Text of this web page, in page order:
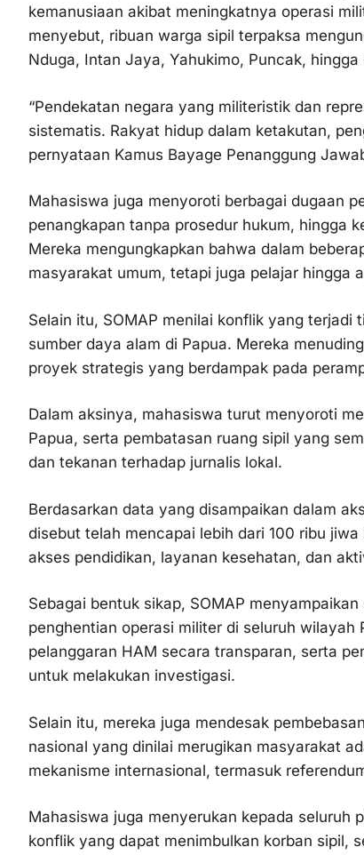
kemanusiaan akibat meningkatnya operasi
menyebut, ribuan warga sipil terpaksa
Nduga, Intan Jaya, Yahukimo, Puncak, hingga
“Pendekatan negara yang militeristik dan
sistematis. Rakyat hidup dalam ketakutan,
pernyataan Kamus Bayage Penanggung
Mahasiswa juga menyoroti berbagai dugaan
penangkapan tanpa prosedur hukum, hingga
Mereka mengungkapkan bahwa dalam
masyarakat umum, tetapi juga pelajar hingga
Selain itu, SOMAP menilai konflik yang
sumber daya alam di Papua. Mereka
proyek strategis yang berdampak pada
Dalam aksinya, mahasiswa turut menyoroti
Papua, serta pembatasan ruang sipil yang
dan tekanan terhadap jurnalis lokal.
Berdasarkan data yang disampaikan dalam
disebut telah mencapai lebih dari 100 ribu
akses pendidikan, layanan kesehatan, dan
Sebagai bentuk sikap, SOMAP
penghentian operasi militer di seluruh
pelanggaran HAM secara transparan, serta
untuk melakukan investigasi.
Selain itu, mereka juga mendesak
nasional yang dinilai merugikan masyarakat
mekanisme internasional, termasuk
Mahasiswa juga menyerukan kepada seluruh
konflik yang dapat menimbulkan korban sipil,